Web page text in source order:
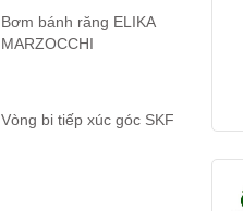
Bơm bánh răng ELIKA
MARZOCCHI
Vòng bi tiếp xúc góc SKF